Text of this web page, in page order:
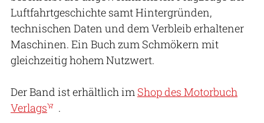
Luftfahrtgeschichte samt Hintergründen,
technischen Daten und dem Verbleib erhaltener
Maschinen. Ein Buch zum Schmökern mit
gleichzeitig hohem Nutzwert.
Der Band ist erhältlich im Shop des Motorbuch
Verlags
.